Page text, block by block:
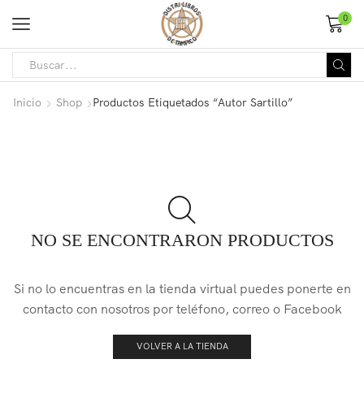
0
Inicio Shop Productos Etiquetados “Autor Sartillo”
NO SE ENCONTRARON PRODUCTOS
Si no lo encuentras en la tienda virtual puedes ponerte en
contacto con nosotros por teléfono, correo o Facebook
VOLVER A LA TIENDA